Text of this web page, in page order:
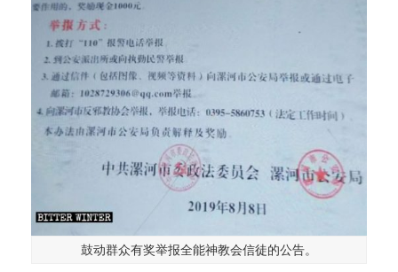
鼓动群众有奖举报全能神教会信徒的公告。